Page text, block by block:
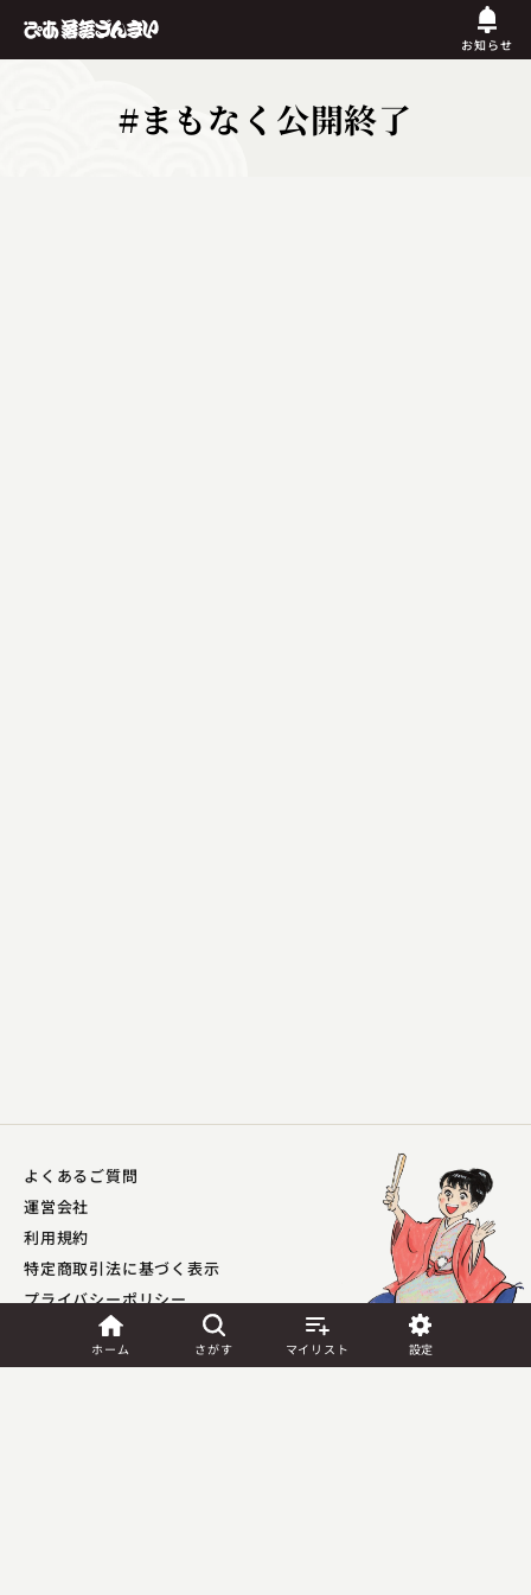
お知らせ
ホーム さがす マイリスト 設定
#まもなく公開終了
よくあるご質問
運営会社
利用規約
特定商取引法に基づく表示
プライバシーポリシー​
外部送信ポリシー